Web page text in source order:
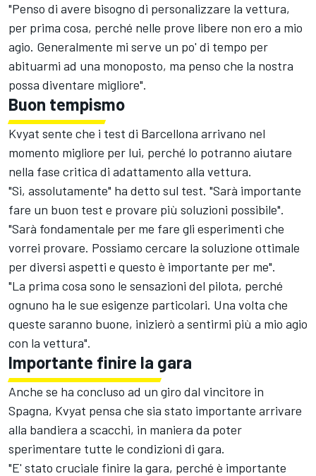
"Penso di avere bisogno di personalizzare la vettura,
per prima cosa, perché nelle prove libere non ero a mio
agio. Generalmente mi serve un po' di tempo per
abituarmi ad una monoposto, ma penso che la nostra
possa diventare migliore".
Buon tempismo
Kvyat sente che i test di Barcellona arrivano nel
momento migliore per lui, perché lo potranno aiutare
nella fase critica di adattamento alla vettura.
"Si, assolutamente" ha detto sul test. "Sarà importante
fare un buon test e provare più soluzioni possibile".
"Sarà fondamentale per me fare gli esperimenti che
vorrei provare. Possiamo cercare la soluzione ottimale
per diversi aspetti e questo è importante per me".
"La prima cosa sono le sensazioni del pilota, perché
ognuno ha le sue esigenze particolari. Una volta che
queste saranno buone, inizierò a sentirmi più a mio agio
con la vettura".
Importante finire la gara
Anche se ha concluso ad un giro dal vincitore in
Spagna, Kvyat pensa che sia stato importante arrivare
alla bandiera a scacchi, in maniera da poter
sperimentare tutte le condizioni di gara.
"E' stato cruciale finire la gara, perché è importante